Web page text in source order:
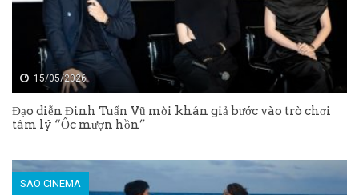
15/05/2026
Đạo diễn Đinh Tuấn Vũ mời khán giả bước vào trò chơi
tâm lý “Ốc mượn hồn”
SAO CINEMA